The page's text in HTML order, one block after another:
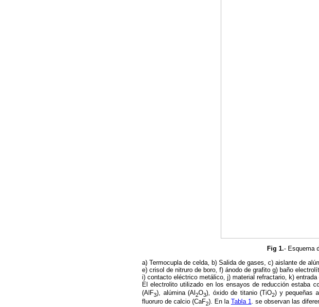
Fig 1.- Esquema
a) Termocupla de celda, b) Salida de gases, c) aislante de
e) crisol de nitruro de boro, f) ánodo de grafito g) baño
i) contacto eléctrico metálico, j) material refractario, k) entrada
El electrolito utilizado en los ensayos de reducción estaba
(AlF3), alúmina (Al 2O3), óxido de titanio (TiO2) y pequeñas
fluoruro de calcio (CaF2). En la Tabla 1 . se observan las